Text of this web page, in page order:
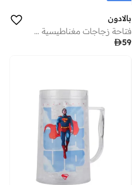
بالادون
فتاحة زجاجات مغناطيسية سوبرمان بالادون
59